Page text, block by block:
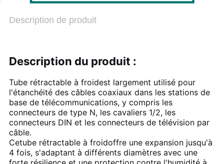
POLITIQUE
CONFIDENTIALITÉ
Description de produit
Description du produit :
Tube rétractable à froidest largement utilisé pour
l'étanchéité des câbles coaxiaux dans les stations de
base de télécommunications, y compris les
connecteurs de type N, les cavaliers 1/2, les
connecteurs DIN et les connecteurs de télévision par
câble.
Cetube rétractable à froidoffre une expansion jusqu'à
4 fois, s'adaptant à différents diamètres avec une